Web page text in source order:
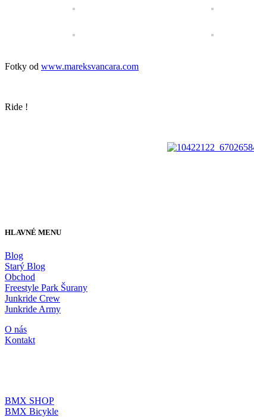
Fotky od www.mareksvancara.com
Ride !
HLAVNÉ MENU
Blog
Starý Blog
Obchod
Freestyle Park Šurany
Junkride Crew
Junkride Army
O nás
Kontakt
BMX SHOP
BMX Bicykle